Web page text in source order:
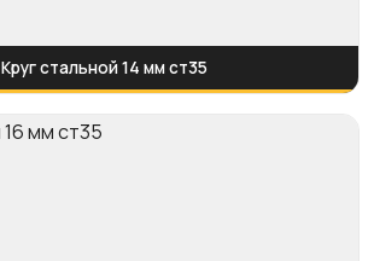
Круг стальной 14 мм ст35